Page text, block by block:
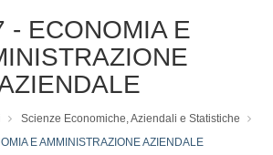
- ECONOMIA E
Scienze Economiche, Aziendali e Statistiche
E AMMINISTRAZIONE AZIENDALE